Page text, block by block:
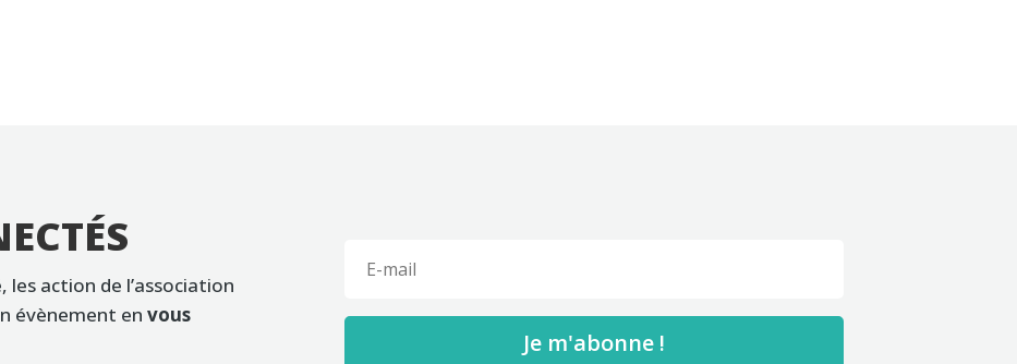
les action de l’association
évènement envous
Je m'abonne !